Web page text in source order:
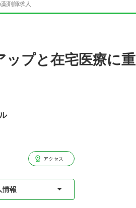
剤師求人
ップと在宅医療に
アクセス
情報